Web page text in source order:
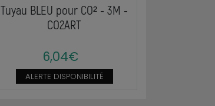
Tuyau BLEU pour CO² - 3M -
CO2ART
6,04€
ALERTE DISPONIBILITÉ